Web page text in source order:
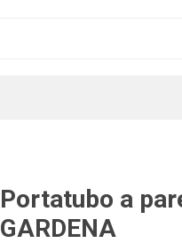
Benza
Portatubo a
GARDENA